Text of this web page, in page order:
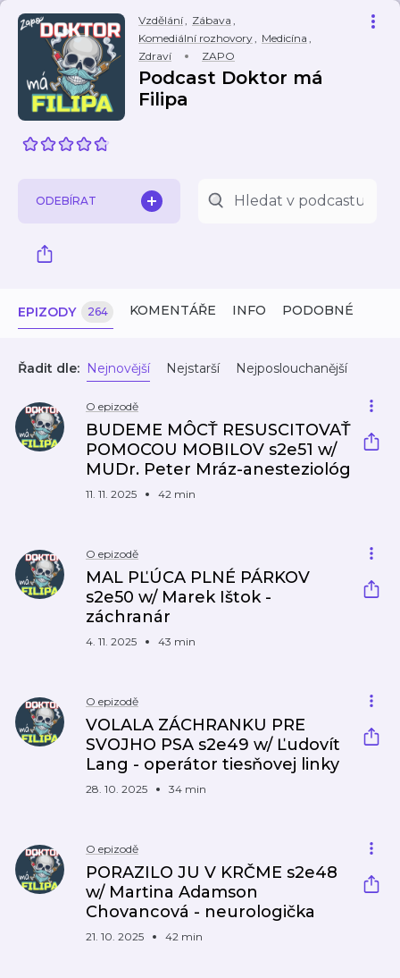
Vzdělání, Zábava ,
Komediální rozhovory, Medicína ,
Zdraví
ZAPO
Podcast Doktor má
Filipa
ODEBÍRAT
EPIZODY 264 KOMENTÁŘE INFO PODOBNÉ
Řadit dle: Nejnovější Nejstarší Nejposlouchanější
O epizodě
BUDEME MÔCŤ RESUSCITOVAŤ
POMOCOU MOBILOV s2e51 w/
MUDr. Peter Mráz-anesteziológ
11. 11. 2025 42 min
O epizodě
MAL PĽÚCA PLNÉ PÁRKOV
s2e50 w/ Marek Ištok -
záchranár
4. 11. 2025 43 min
O epizodě
VOLALA ZÁCHRANKU PRE
SVOJHO PSA s2e49 w/ Ľudovít
Lang - operátor tiesňovej linky
28. 10. 2025 34 min
O epizodě
PORAZILO JU V KRČME s2e48
w/ Martina Adamson
Chovancová - neurologička
21. 10. 2025 42 min